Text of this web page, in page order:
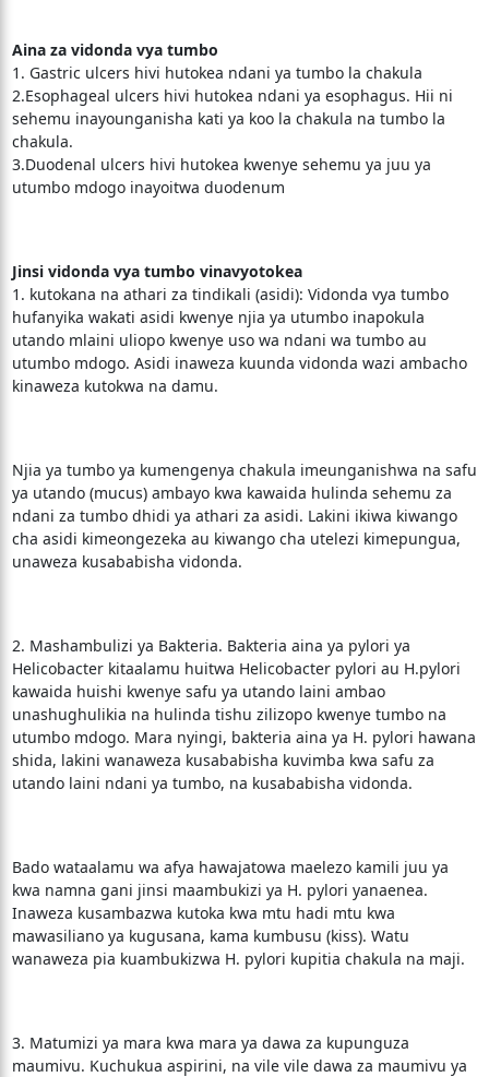
Aina za vidonda vya tumbo
1. Gastric ulcers hivi hutokea ndani ya tumbo la chakula
2.Esophageal ulcers hivi hutokea ndani ya esophagus. Hii ni
sehemu inayounganisha kati ya koo la chakula na tumbo la
chakula.
3.Duodenal ulcers hivi hutokea kwenye sehemu ya juu ya
utumbo mdogo inayoitwa duodenum
Jinsi vidonda vya tumbo vinavyotokea
1. kutokana na athari za tindikali (asidi): Vidonda vya tumbo
hufanyika wakati asidi kwenye njia ya utumbo inapokula
utando mlaini uliopo kwenye uso wa ndani wa tumbo au
utumbo mdogo. Asidi inaweza kuunda vidonda wazi ambacho
kinaweza kutokwa na damu.
Njia ya tumbo ya kumengenya chakula imeunganishwa na safu
ya utando (mucus) ambayo kwa kawaida hulinda sehemu za
ndani za tumbo dhidi ya athari za asidi. Lakini ikiwa kiwango
cha asidi kimeongezeka au kiwango cha utelezi kimepungua,
unaweza kusababisha vidonda.
2. Mashambulizi ya Bakteria. Bakteria aina ya pylori ya
Helicobacter kitaalamu huitwa Helicobacter pylori au H.pylori
kawaida huishi kwenye safu ya utando laini ambao
unashughulikia na hulinda tishu zilizopo kwenye tumbo na
utumbo mdogo. Mara nyingi, bakteria aina ya H. pylori hawana
shida, lakini wanaweza kusababisha kuvimba kwa safu za
utando laini ndani ya tumbo, na kusababisha vidonda.
Bado wataalamu wa afya hawajatowa maelezo kamili juu ya
kwa namna gani jinsi maambukizi ya H. pylori yanaenea.
Inaweza kusambazwa kutoka kwa mtu hadi mtu kwa
mawasiliano ya kugusana, kama kumbusu (kiss). Watu
wanaweza pia kuambukizwa H. pylori kupitia chakula na maji.
3. Matumizi ya mara kwa mara ya dawa za kupunguza
maumivu. Kuchukua aspirini, na vile vile dawa za maumivu ya